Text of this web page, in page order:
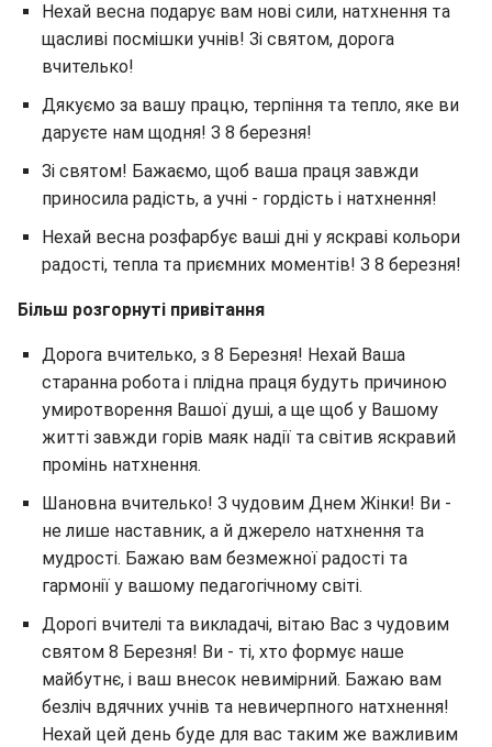
Нехай весна подарує вам нові сили, натхнення та
щасливі посмішки учнів! Зі святом, дорога
вчителько!
Дякуємо за вашу працю, терпіння та тепло, яке ви
даруєте нам щодня! З 8 березня!
Зі святом! Бажаємо, щоб ваша праця завжди
приносила радість, а учні - гордість і натхнення!
Нехай весна розфарбує ваші дні у яскраві кольори
радості, тепла та приємних моментів! З 8 березня!
Більш розгорнуті привітання
Дорога вчителько, з 8 Березня! Нехай Ваша
старанна робота і плідна праця будуть причиною
умиротворення Вашої душі, а ще щоб у Вашому
житті завжди горів маяк надії та світив яскравий
промінь натхнення.
Шановна вчителько! З чудовим Днем Жінки! Ви -
не лише наставник, а й джерело натхнення та
мудрості. Бажаю вам безмежної радості та
гармонії у вашому педагогічному світі.
Дорогі вчителі та викладачі, вітаю Вас з чудовим
святом 8 Березня! Ви - ті, хто формує наше
майбутнє, і ваш внесок невимірний. Бажаю вам
безліч вдячних учнів та невичерпного натхнення!
Нехай цей день буде для вас таким же важливим